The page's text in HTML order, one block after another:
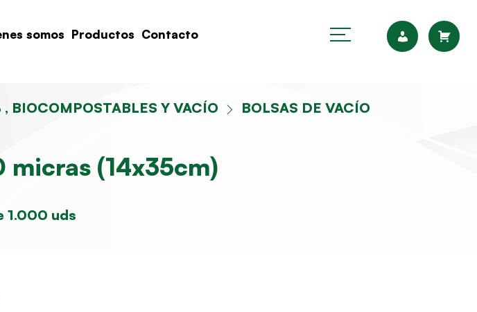
somos Productos Contacto
BIOCOMPOSTABLES Y VACÍO BOLSAS DE VACÍO
micras (14x35cm)
1.000 uds